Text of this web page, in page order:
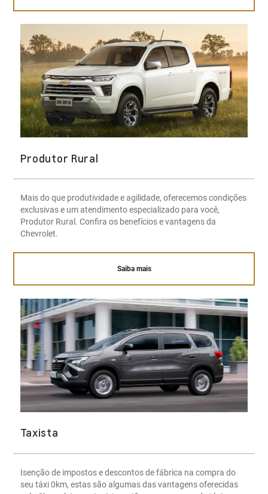
Produtor Rural
Mais do que produtividade e agilidade, oferecemos condições
exclusivas e um atendimento especializado para você,
Produtor Rural. Confira os benefícios e vantagens da
Chevrolet.
Saiba mais
Taxista
Isenção de impostos e descontos de fábrica na compra do
seu táxi 0km, estas são algumas das vantagens oferecidas